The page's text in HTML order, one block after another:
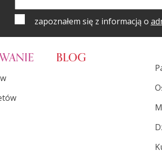
zapoznałem się z informacją o
BLOG